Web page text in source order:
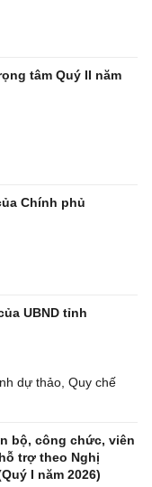
tâm Quý II năm
Chính phủ
UBND tỉnh
dự thảo, Quy chế
bộ, công chức, viên
trợ theo Nghị
I năm 2026)